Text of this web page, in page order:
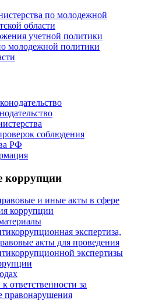
по молодежной
области
учетной политики
молодежной политики
соблюдения
РФ
коррупции
и иные акты в сфере
коррупции
экспертиза,
акты для проведения
экспертизы
ответственности за
правонарушения